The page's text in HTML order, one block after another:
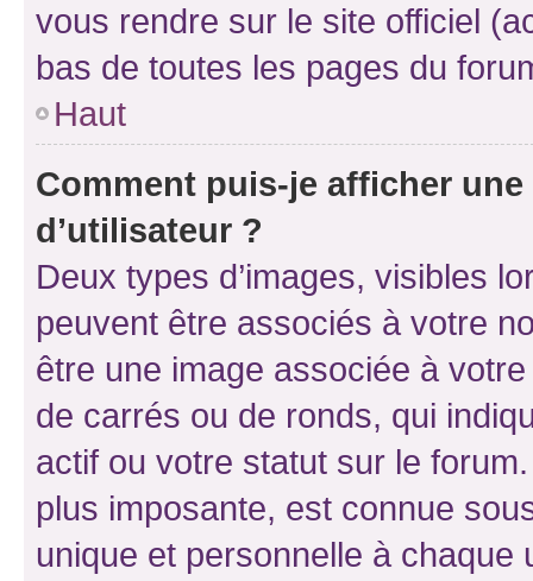
vous rendre sur le site officiel
bas de toutes les pages du
Haut
Comment puis-je afficher
d’utilisateur ?
Deux types d’images, visibles
peuvent être associés à votre
être une image associée à
de carrés ou de ronds, qui
actif ou votre statut sur le
plus imposante, est connue
unique et personnelle à chaque